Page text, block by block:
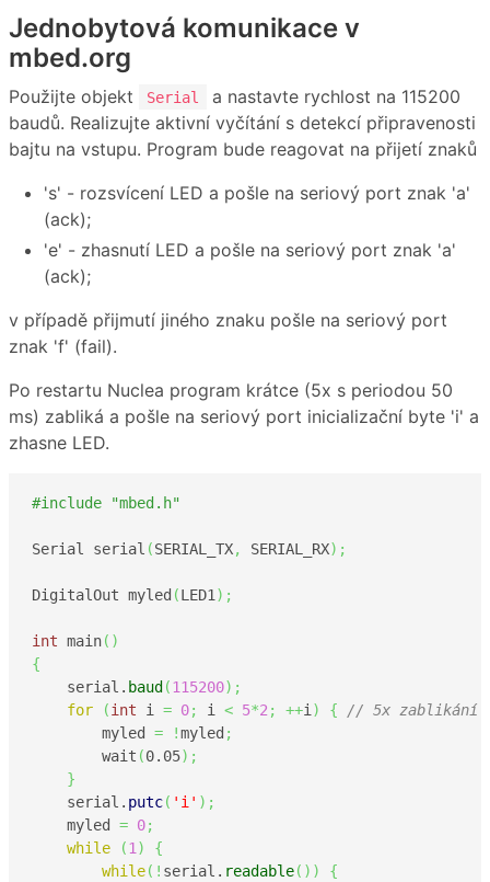
Jednobytová komunikace v
mbed.org
Použijte objekt Serial
a nastavte rychlost na 115200
baudů. Realizujte aktivní vyčítání s detekcí připravenosti
bajtu na vstupu. Program bude reagovat na přijetí znaků
's' - rozsvícení LED a pošle na seriový port znak 'a'
(ack);
'e' - zhasnutí LED a pošle na seriový port znak 'a'
(ack);
v případě přijmutí jiného znaku pošle na seriový port
znak 'f' (fail).
Po restartu Nuclea program krátce (5x s periodou 50
ms) zabliká a pošle na seriový port inicializační byte 'i' a
zhasne LED.
#include "mbed.h"
Serial serial (SERIAL_TX, SERIAL_RX) ;
DigitalOut myled (LED1) ;
int main( )
{
    serial.
baud (115200) ;
for
(int i = 0; i < 5*2; ++i) {
// 5x zablikání
        myled
= !myled ;
        wait
(0.05) ;
}
    serial.
putc( 'i' ) ;
    myled
= 0;
while
(1)
{
while( ! serial. readable( ) )
{